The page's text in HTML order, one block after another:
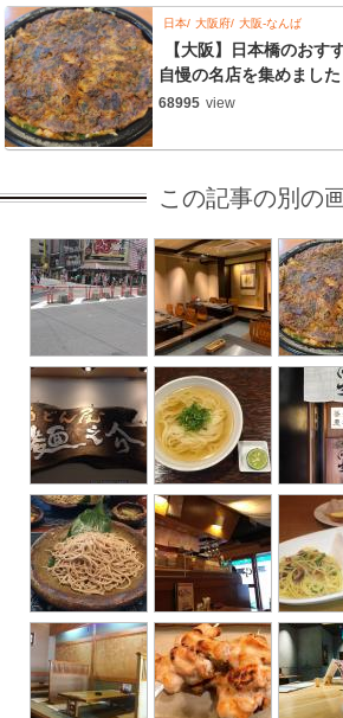
日本 大阪府 大阪-なんば
【大阪】日本橋のおす
自慢の名店を集めました
68995 view
この記事の別の